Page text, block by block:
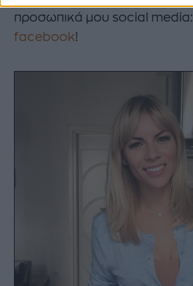
προσωπικά μου social media:
facebook!